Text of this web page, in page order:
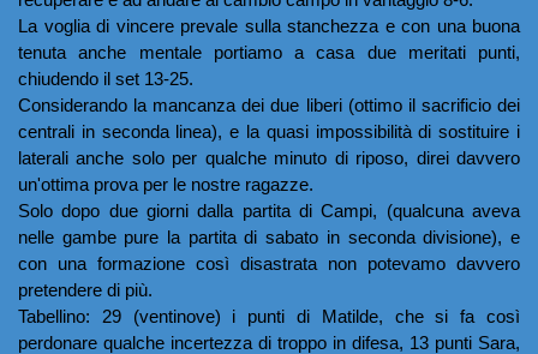
La voglia di vincere prevale sulla stanchezza e con una buona
tenuta anche mentale portiamo a casa due meritati punti,
chiudendo il set 13-25.
Considerando la mancanza dei due liberi (ottimo il sacrificio dei
centrali in seconda linea), e la quasi impossibilità di sostituire i
laterali anche solo per qualche minuto di riposo, direi davvero
un'ottima prova per le nostre ragazze.
Solo dopo due giorni dalla partita di Campi, (qualcuna aveva
nelle gambe pure la partita di sabato in seconda divisione), e
con una formazione così disastrata non potevamo davvero
pretendere di più.
Tabellino: 29 (ventinove) i punti di Matilde, che si fa così
perdonare qualche incertezza di troppo in difesa, 13 punti Sara,